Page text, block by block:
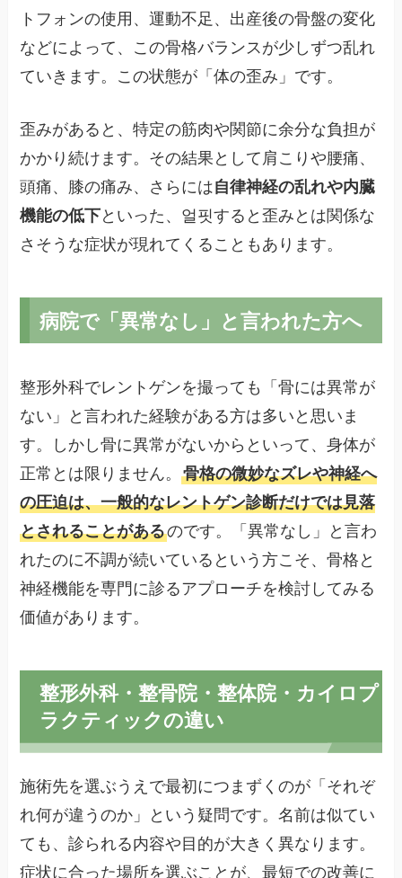
トフォンの使用、運動不足、出産後の骨盤の変化
などによって、この骨格バランスが少しずつ乱れ
ていきます。この状態が「体の歪み」です。
歪みがあると、特定の筋肉や関節に余分な負担が
かかり続けます。その結果として肩こりや腰痛、
頭痛、膝の痛み、さらには自律神経の乱れや内臓
機能の低下といった、얼핏すると歪みとは関係な
さそうな症状が現れてくることもあります。
病院で「異常なし」と言われた方へ
整形外科でレントゲンを撮っても「骨には異常が
ない」と言われた経験がある方は多いと思いま
す。しかし骨に異常がないからといって、身体が
正常とは限りません。骨格の微妙なズレや神経へ
の圧迫は、一般的なレントゲン診断だけでは見落
とされることがあるのです。「異常なし」と言わ
れたのに不調が続いているという方こそ、骨格と
神経機能を専門に診るアプローチを検討してみる
価値があります。
整形外科・整骨院・整体院・カイロプ
ラクティックの違い
施術先を選ぶうえで最初につまずくのが「それぞ
れ何が違うのか」という疑問です。名前は似てい
ても、診られる内容や目的が大きく異なります。
症状に合った場所を選ぶことが、最短での改善に